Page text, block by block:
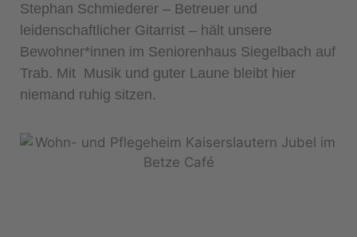
Stephan Schmiederer – Betreuer und
leidenschaftlicher Gitarrist – hält unsere
Bewohner*innen im Seniorenhaus Siegelbach auf
Trab. Mit Musik und guter Laune bleibt hier
niemand ruhig sitzen.